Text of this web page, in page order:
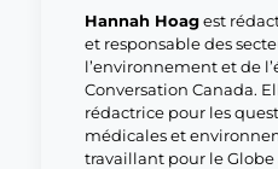
Hannah Hoagest
et responsable des
l’environnement et de
Conversation Canada.
rédactrice pour les
médicales et
travaillant pour le Globe